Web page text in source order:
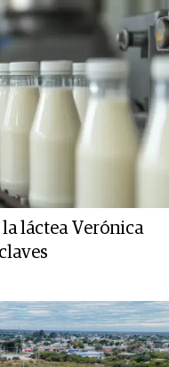
láctea Verónica